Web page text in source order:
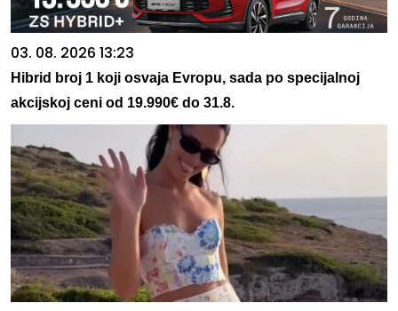
03. 08. 2026 13:23
Hibrid broj 1 koji osvaja Evropu, sada po specijalnoj
akcijskoj ceni od 19.990€ do 31.8.